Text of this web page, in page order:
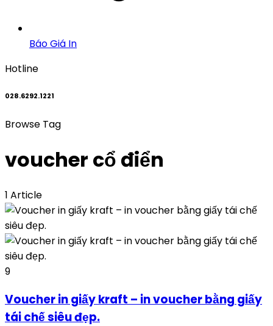
Báo Giá In
Hotline
028.6292.1221
Browse Tag
voucher cổ điển
1 Article
9
Voucher in giấy kraft – in voucher bằng giấy
tái chế siêu đẹp.